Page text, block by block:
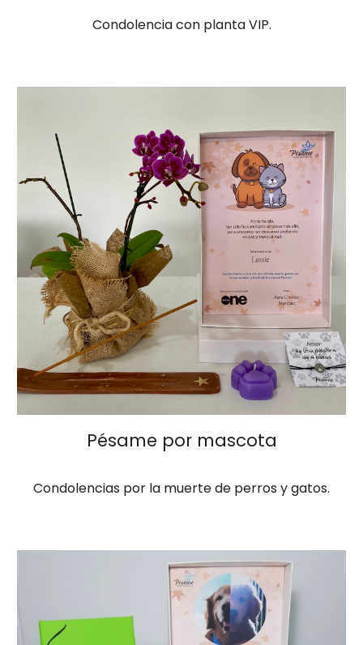
Condolencia con planta VIP.
Pésame por mascota
Condolencias por la muerte de perros y gatos.